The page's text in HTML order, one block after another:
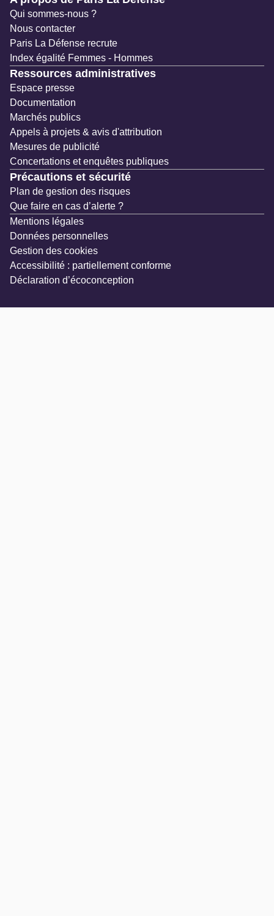
Qui sommes-nous ?
Nous contacter
Paris La Défense recrute
Index égalité Femmes - Hommes
Ressources administratives
Espace presse
Documentation
Marchés publics
Appels à projets & avis d'attribution
Mesures de publicité
Concertations et enquêtes publiques
Précautions et sécurité
Plan de gestion des risques
Que faire en cas d’alerte ?
Mentions légales
Données personnelles
Gestion des cookies
Accessibilité : partiellement conforme
Déclaration d’écoconception